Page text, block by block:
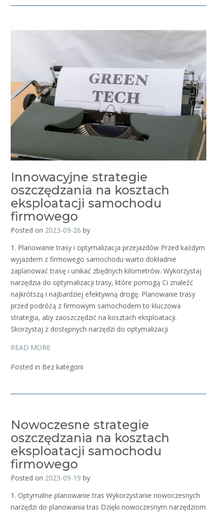
Innowacyjne strategie
oszczędzania na kosztach
eksploatacji samochodu
firmowego
Posted on 2023-09-26 by
1. Planowanie trasy i optymalizacja przejazdów Przed każdym
wyjazdem z firmowego samochodu warto dokładnie
zaplanować trasę i unikać zbędnych kilometrów. Wykorzystaj
narzędzia do optymalizacji trasy, które pomogą Ci znaleźć
najkrótszą i najbardziej efektywną drogę. Planowanie trasy
przed podróżą z firmowym samochodem to kluczowa
strategia, aby zaoszczędzić na kosztach eksploatacji.
Skorzystaj z dostępnych narzędzi do optymalizacji
READ MORE
Posted in Bez kategorii
Nowoczesne strategie
oszczędzania na kosztach
eksploatacji samochodu
firmowego
Posted on 2023-09-19 by
1. Optymalne planowanie tras Wykorzystanie nowoczesnych
narzędzi do planowania tras Dzięki nowoczesnym narzędziom